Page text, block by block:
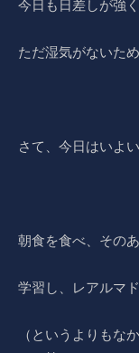
今日も日差しが強
ただ湿気がないた
さて、今日はいよ
朝食を食べ、その
学習し、レアルマ
（というよりもな